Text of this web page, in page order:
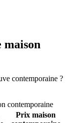
contemporaine ?
contemporaine
Prix maison